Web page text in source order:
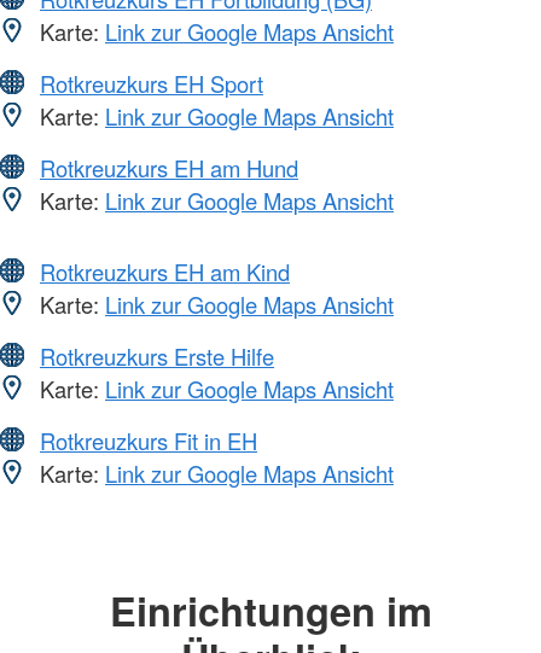
Karte: Link zur Google Maps Ansicht
Rotkreuzkurs EH Sport
Karte: Link zur Google Maps Ansicht
Rotkreuzkurs EH am Hund
Karte: Link zur Google Maps Ansicht
Rotkreuzkurs EH am Kind
Karte: Link zur Google Maps Ansicht
Rotkreuzkurs Erste Hilfe
Karte: Link zur Google Maps Ansicht
Rotkreuzkurs Fit in EH
Karte: Link zur Google Maps Ansicht
Einrichtungen im